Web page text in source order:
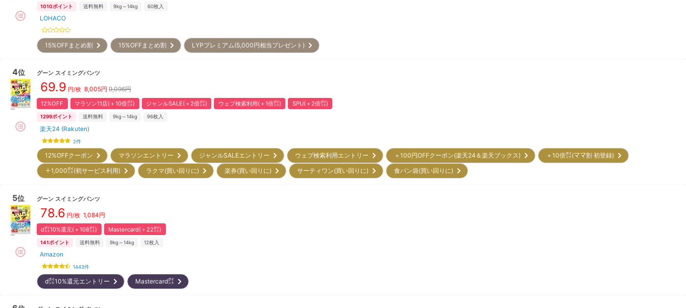
1010ポイント 送料無料 9kg～14kg 60枚入
LOHACO
15%OFFまとめ割 15%OFFまとめ割 LYPプレミアム(5,000円相当プレゼント)
4位 グーン スイミングパンツ
69.9 円/枚 8,005円 9,096円
12%OFF マラソン11店(＋10倍㌽) ジャンルSALE(＋2倍㌽) ウェブ検索利用(＋1倍㌽) SPU(＋2倍㌽)
1299ポイント 送料無料 9kg～14kg 96枚入
楽天24 (Rakuten)
2件
12%OFFクーポン マラソンエントリー ジャンルSALEエントリー ウェブ検索利用エントリー ＋100円OFFクーポン(楽天24＆楽天ブックス)
＋10倍㌽(ママ割 初登録)
＋1,000㌽(初サービス利用)
ラクマ(買い回りに) 楽券(買い回りに) サーティワン(買い回りに) 食パン袋(買い回りに)
5位 グーン スイミングパンツ
78.6 円/枚 1,084円
d㌽10%還元(＋108㌽) Mastercard(＋22㌽)
141ポイント 送料無料 9kg～14kg 12枚入
Amazon
1443件
d㌽10%還元エントリー Mastercard㌽